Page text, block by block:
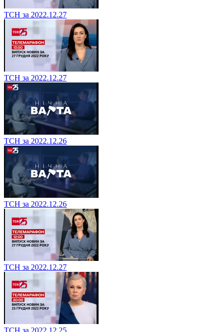
ТСН за 2022.12.27
ТСН за 2022.12.27
ТСН за 2022.12.26
ТСН за 2022.12.26
ТСН за 2022.12.27
ТСН за 2022.12.25